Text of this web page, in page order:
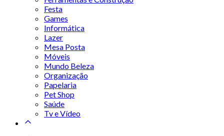
Festa
Games
Informática
Lazer
Mesa Posta
Móveis
Mundo Beleza
Organização
Papelaria
Pet Shop
Saúde
Tv e Vídeo